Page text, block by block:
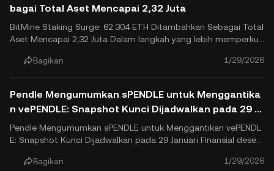
bagai Total Aset Mencapai 2,32 Juta
BitMine Staking Surge: 62.304 ETH Ditambahkan Sebagai Total
Aset Mencapai 2,32 Juta Dalam langkah yang lebih memperkua
dunia, BitMine Immersion Technologies (NYSE American: BMNR)
telah melakukan penyetoran staking besar lainnya. Pada 28 J..
Bagikan 1/29/2026
Pendle Mengumumkan sPENDLE untuk Menggantika
n vePENDLE: Snapshot Kunci Dijadwalkan pada 29 Ja
nuari
Pendle Mengumumkan sPENDLE untuk Menggantikan vePENDL
E: Snapshot Kunci Dijadwalkan pada 29 Januari Finansial desen
mengumumkan perubahan transformasional dalam tokenomic
Bagikan 1/29/2026